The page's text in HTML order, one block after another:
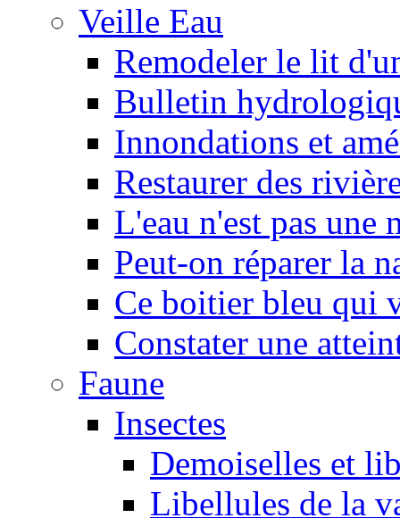
Veille Eau
Remodeler le lit
Bulletin
Innondations et
Restaurer des
L'eau n'est pas une
Peut-on réparer la
Ce boitier bleu qui
Constater une
Faune
Insectes
Demoiselles et
Libellules de la